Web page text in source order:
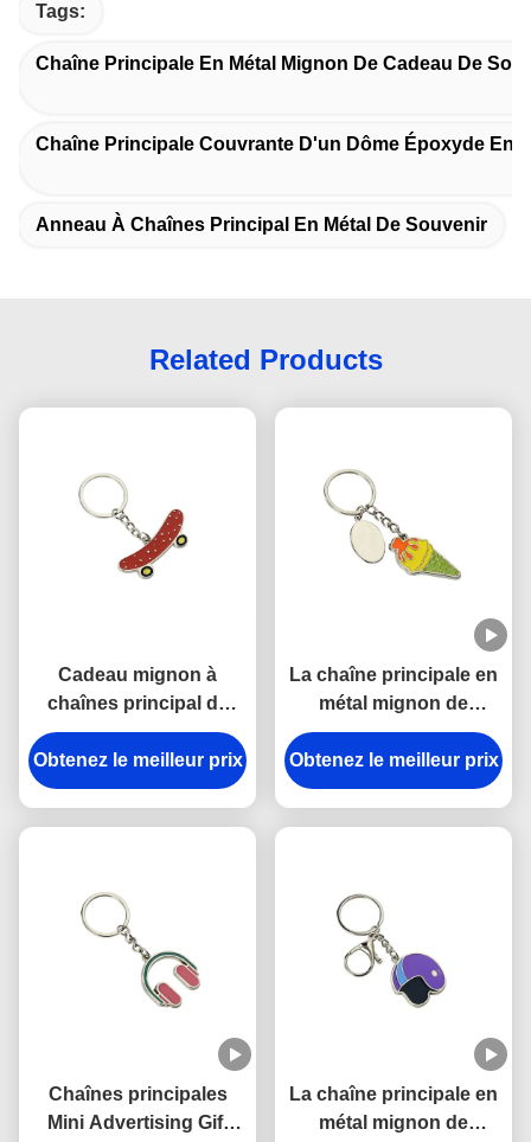
Tags:
Chaîne Principale En Métal Mignon De Cadeau De
Chaîne Principale Couvrante D'un Dôme Époxyde En
Anneau À Chaînes Principal En Métal De Souvenir
Related Products
Cadeau mignon à
chaînes principal de
souvenir de la planche
à roulettes en alliage de
zinc mini 3.5mm
Obtenez le meilleur prix
La chaîne principale en
métal mignon de
Pantone émaillent la
chaîne principale
épaisse de crème
Obtenez le meilleur prix
Chaînes principales
Mini Advertising Gift
La chaîne principale en
métal mignon de